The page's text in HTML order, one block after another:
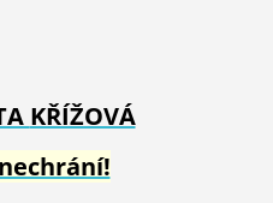
KŘÍŽOVÁ